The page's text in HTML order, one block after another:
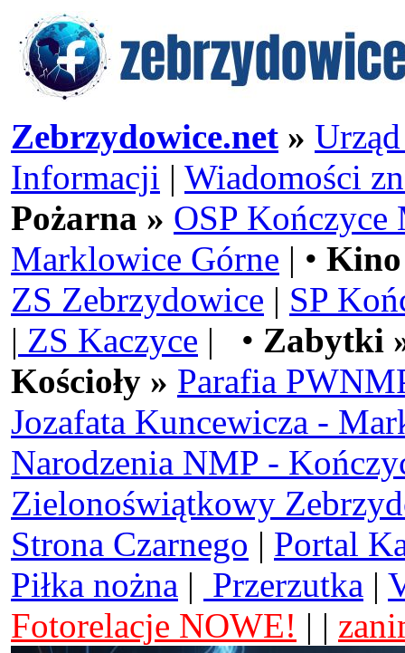
Zebrzydowice.net »
Informacji | Wiadomości
Pożarna » OSP Kończyce
Marklowice Górne | •
ZS Zebrzydowice | SP
| ZS Kaczyce | • Zabytki
Kościoły » Parafia
Jozafata Kuncewicza -
Narodzenia NMP -
Zielonoświątkowy
Strona Czarnego | Portal
Piłka nożna | Przerzutka |
Fotorelacje NOWE! | |